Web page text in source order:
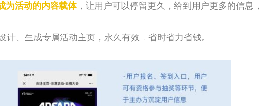
为活动的内容载体，让用户可以停留更久，给到用户更多的信息，
、生成专属活动主页，永久有效，省时省力省钱。